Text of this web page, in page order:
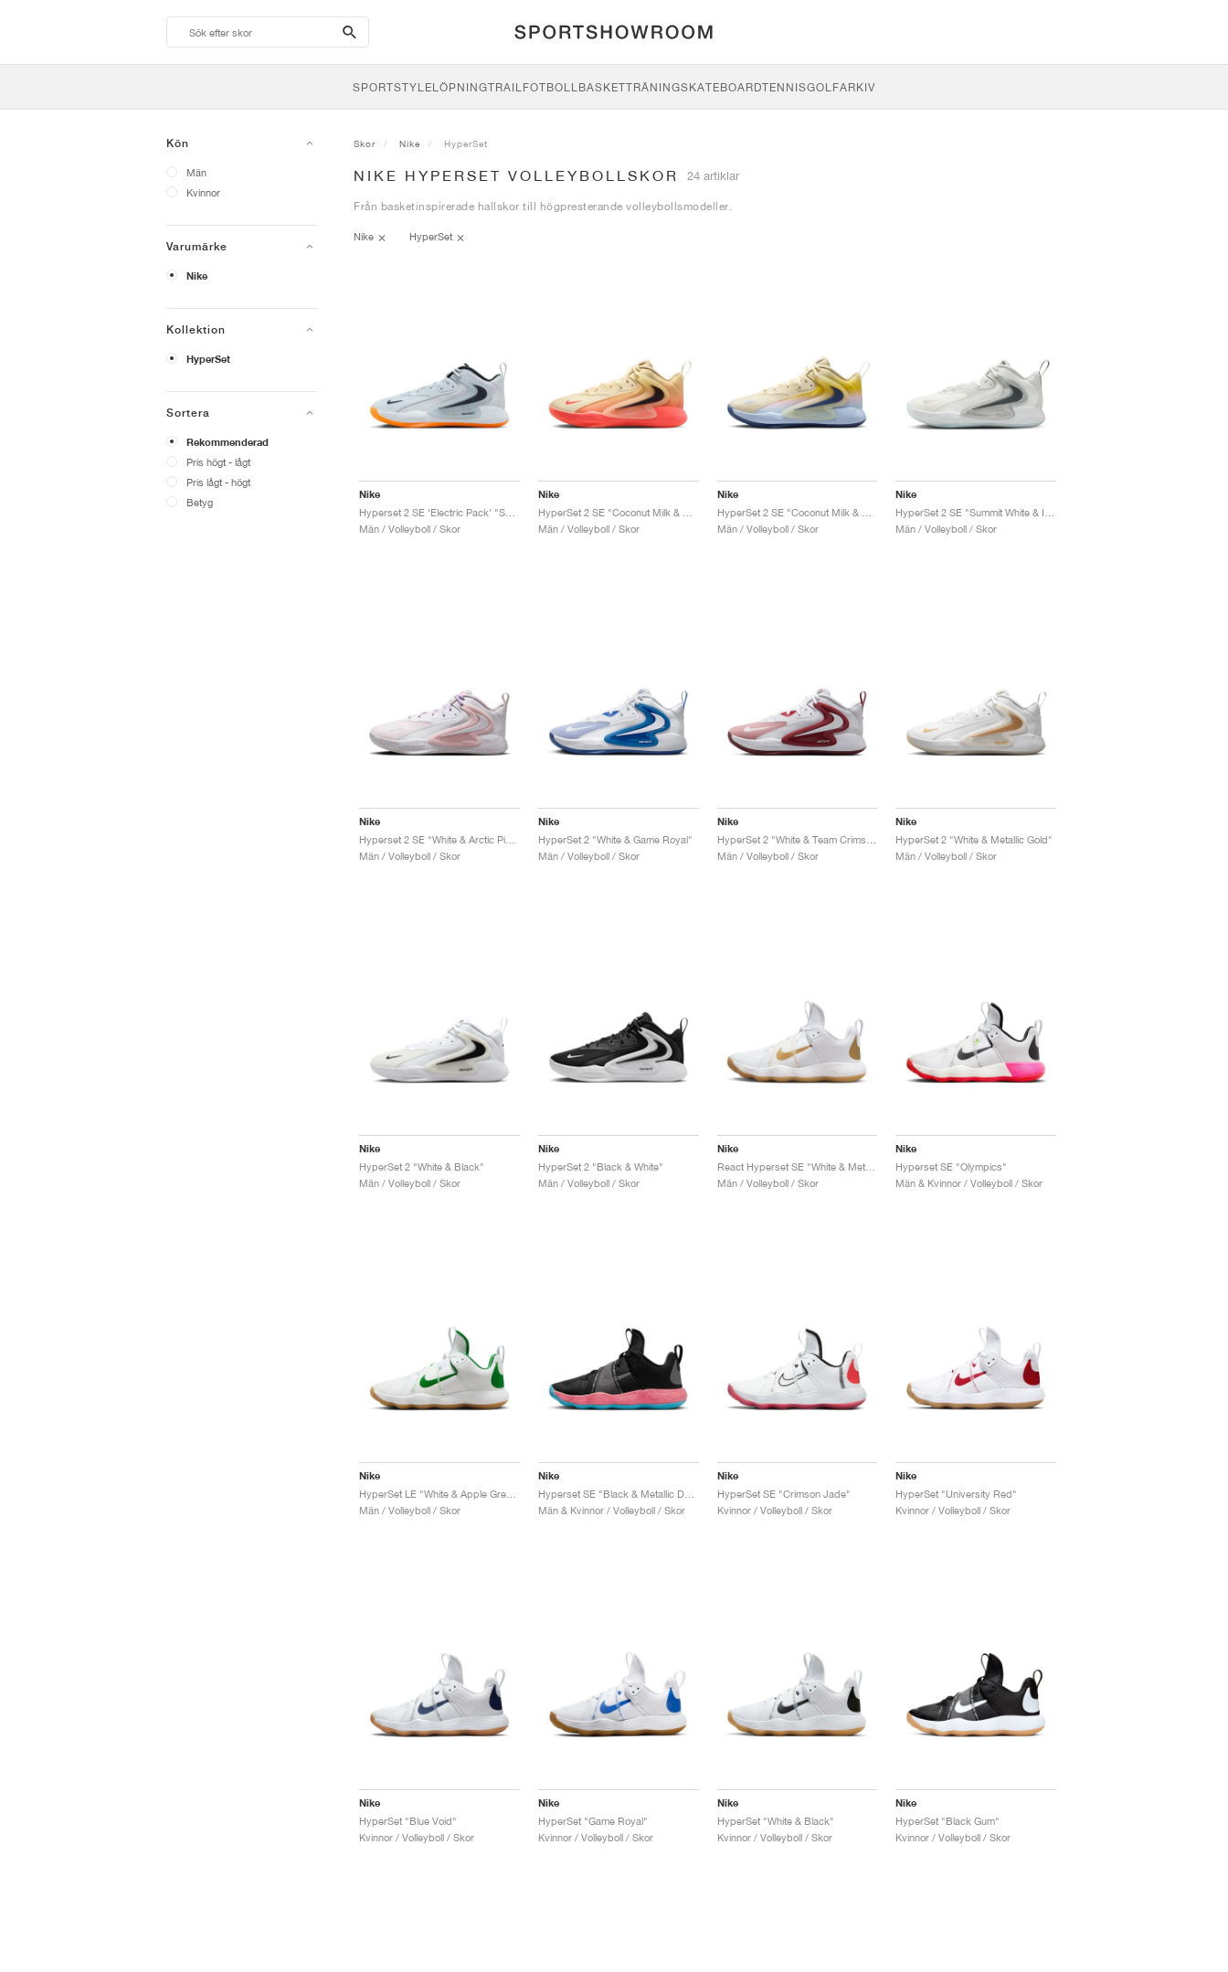
search-
btn
SPORTSTYLELÖPNINGTRAILFOTBOLLBASKETTRÄNINGSKATEBOARDTENNISGOLFARKIV
Kön
Män
Kvinnor
Varumärke
Nike
Kollektion
HyperSet
Sortera
Rekommenderad
Pris högt - lågt
Pris lågt - högt
Betyg
Skor Nike HyperSet
NIKE HYPERSET VOLLEYBOLLSKOR 24 artiklar
Från basketinspirerade hallskor till högpresterande volleybollsmodeller.
Nike HyperSet
Nike
Män / Volleyboll / Skor
Nike
Män / Volleyboll / Skor
Nike
Män / Volleyboll / Skor
Nike
Män / Volleyboll / Skor
Nike
Män / Volleyboll / Skor
Nike
HyperSet 2 "White & Game Royal"
Män / Volleyboll / Skor
Nike
Män / Volleyboll / Skor
Nike
HyperSet 2 "White & Metallic Gold"
Män / Volleyboll / Skor
Nike
HyperSet 2 "White & Black"
Män / Volleyboll / Skor
Nike
HyperSet 2 "Black & White"
Män / Volleyboll / Skor
Nike
React Hyperset SE "White & Metallic Gold"
Män / Volleyboll / Skor
Nike
Hyperset SE "Olympics"
Män & Kvinnor / Volleyboll / Skor
Nike
Män / Volleyboll / Skor
Nike
Hyperset SE "Black & Metallic Dark Grey"
Män & Kvinnor / Volleyboll / Skor
Nike
HyperSet SE "Crimson Jade"
Kvinnor / Volleyboll / Skor
Nike
HyperSet "University Red"
Kvinnor / Volleyboll / Skor
Nike
HyperSet "Blue Void"
Kvinnor / Volleyboll / Skor
Nike
HyperSet "Game Royal"
Kvinnor / Volleyboll / Skor
Nike
HyperSet "White & Black"
Kvinnor / Volleyboll / Skor
Nike
HyperSet "Black Gum"
Kvinnor / Volleyboll / Skor